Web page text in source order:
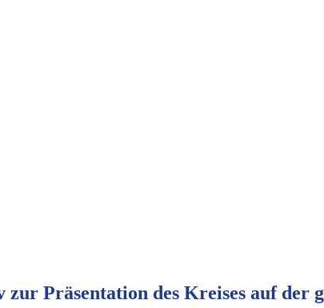
Präsentation des Kreises auf der